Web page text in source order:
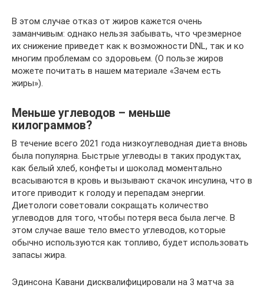
В этом случае отказ от жиров кажется очень
заманчивым: однако нельзя забывать, что чрезмерное
их снижение приведет как к возможности DNL, так и ко
многим проблемам со здоровьем. (О пользе жиров
можете почитать в нашем материале «Зачем есть
жиры»).
Меньше углеводов – меньше
килограммов?
В течение всего 2021 года низкоуглеводная диета вновь
была популярна. Быстрые углеводы в таких продуктах,
как белый хлеб, конфеты и шоколад моментально
всасываются в кровь и вызывают скачок инсулина, что в
итоге приводит к голоду и перепадам энергии.
Диетологи советовали сокращать количество
углеводов для того, чтобы потеря веса была легче. В
этом случае ваше тело вместо углеводов, которые
обычно используются как топливо, будет использовать
запасы жира.
Эдинсона Кавани дисквалифицировали на 3 матча за